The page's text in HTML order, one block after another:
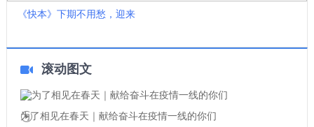
《快本》下期不用愁，迎来
滚动图文
为了相见在春天｜献给奋斗在疫情一线的你们